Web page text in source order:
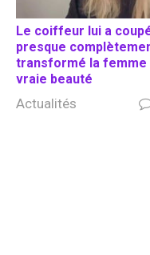
Le coiffeur lui a
presque
transformé la femme
vraie beauté
Actualités